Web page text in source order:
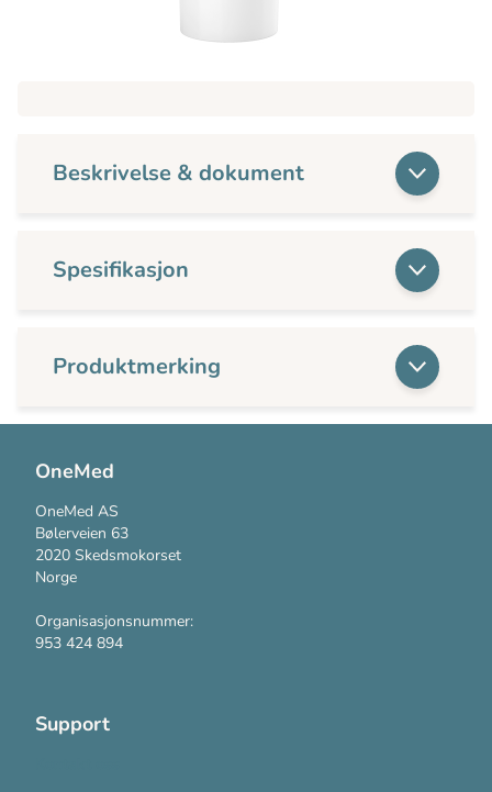
Beskrivelse & dokument
Spesifikasjon
Produktmerking
OneMed
OneMed AS
Bølerveien 63
2020 Skedsmokorset
Norge
Organisasjonsnummer:
953 424 894
Support